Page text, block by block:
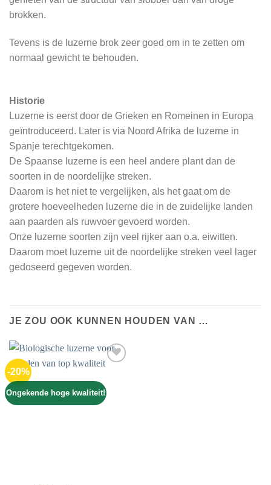
brokken.
Tevens is de luzerne brok zeer goed om in te zetten om
normaal gewicht te behouden.
Historie
Luzerne is eerst door de Grieken en Romeinen in Europa
geïntroduceerd. Later is via Noord Afrika de luzerne in
Spanje terechtgekomen.
De Spaanse luzerne is een heel andere plant dan de
soorten in de noordelijke streken.
Daarom is het niet te vergelijken, als het gaat om de
grotere hoeveelheden luzerne die in de zuidelijke landen
aan paarden als ruwvoer gevoerd worden.
Onze luzerne soorten zijn veel rijker aan o.a. eiwitten.
Daarom moet luzerne uit de noordelijke streken veel lager
gedoseerd gegeven worden.
JE ZOU OOK KUNNEN HOUDEN VAN …
-20%
Ongekende hoge kwaliteit!
wenslijst